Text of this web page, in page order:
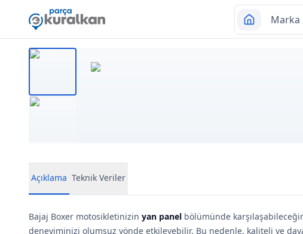
Açıklama Teknik Veriler
Bajaj Boxer motosikletinizin yan panel bölümünde
deneyiminizi olumsuz yönde etkileyebilir. Bu nedenle, kaliteli ve